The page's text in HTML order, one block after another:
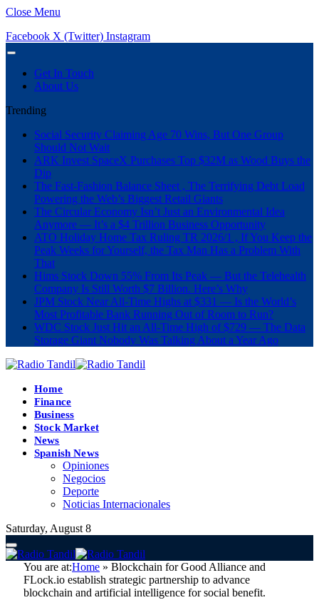
Close Menu
Facebook X (Twitter) Instagram
Get In Touch
About Us
Trending
Social Security Claiming Age 70 Wins, But One Group
Should Not Wait
ARK Invest SpaceX Purchases Top $32M as Wood Buys the
Dip
The Fast-Fashion Balance Sheet , The Terrifying Debt Load
Powering the Web’s Biggest Retail Giants
The Circular Economy Isn’t Just an Environmental Idea
Anymore — It’s a $4 Trillion Business Opportunity
ATO Holiday Home Tax Ruling TR 2026/1 , If You Keep the
Peak Weeks for Yourself, the Tax Man Has a Problem With
That
Hims Stock Down 55% From Its Peak — But the Telehealth
Company Is Still Worth $7 Billion. Here’s Why
JPM Stock Near All-Time Highs at $331 — Is the World’s
Most Profitable Bank Running Out of Room to Run?
WDC Stock Just Hit an All-Time High of $729 — The Data
Storage Giant Nobody Was Talking About a Year Ago
Home
Finance
Business
Stock Market
News
Spanish News
Opiniones
Negocios
Deporte
Noticias Internacionales
Saturday, August 8
You are at:Home » Blockchain for Good Alliance and
FLock.io establish strategic partnership to advance
blockchain and artificial intelligence for social benefit.